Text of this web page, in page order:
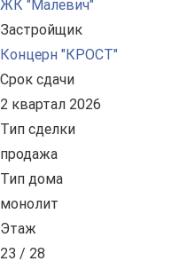
ЖК "Малевич"
Застройщик
Концерн "КРОСТ"
Срок сдачи
2 квартал 2026
Тип сделки
продажа
Тип дома
монолит
Этаж
23 / 28